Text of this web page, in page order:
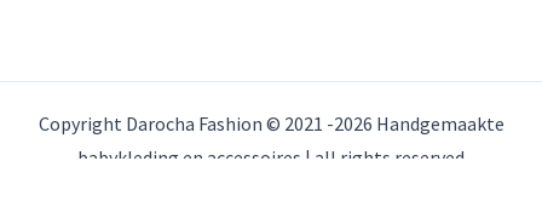
Copyright Darocha Fashion © 2021 -2026 Handgemaakte
babykleding en accessoires | all rights reserved